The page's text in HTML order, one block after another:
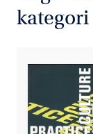
kategori